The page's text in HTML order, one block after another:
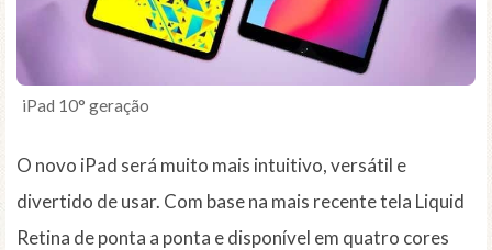
iPad 10° geração
O novo iPad será muito mais intuitivo, versátil e
divertido de usar. Com base na mais recente tela Liquid
Retina de ponta a ponta e disponível em quatro cores